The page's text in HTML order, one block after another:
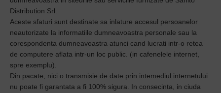
Distribution Srl.
Aceste sfaturi sunt destinate sa inlature accesul persoanelor
neautorizate la informatiile dumneavoastra personale sau la
corespondenta dumneavoastra atunci cand lucrati intr-o retea
de computere aflata intr-un loc public. (in cafenelele internet,
spre exemplu).
Din pacate, nici o transmisie de date prin intemediul internetului
nu poate fi garantata a fi 100% sigura. In consecinta, in ciuda